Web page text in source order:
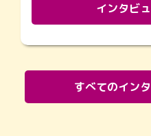
インタビ
すべてのイン